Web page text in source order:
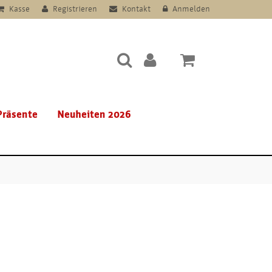
Kasse Registrieren Kontakt Anmelden
Neuheiten 2026